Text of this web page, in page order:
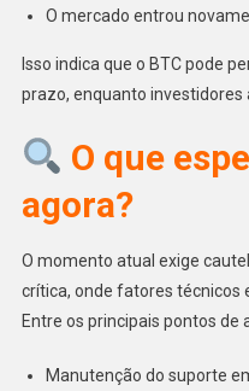
O mercado entrou
Isso indica que o BTC pode
prazo, enquanto investidores
O que
agora?
O momento atual exige
crítica, onde fatores técnicos
Entre os principais pontos de
Manutenção do suporte